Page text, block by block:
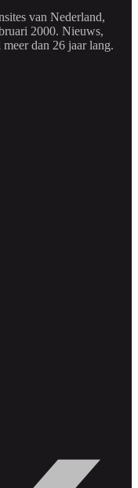
van Nederland,
2000. Nieuws,
dan 26 jaar lang.